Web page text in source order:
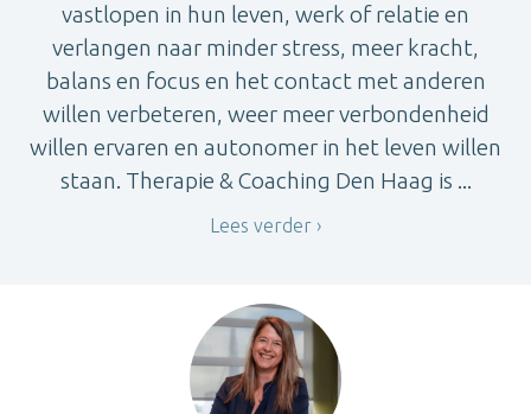
vastlopen in hun leven, werk of relatie en
verlangen naar minder stress, meer kracht,
balans en focus en het contact met anderen
willen verbeteren, weer meer verbondenheid
willen ervaren en autonomer in het leven willen
staan. Therapie & Coaching Den Haag is ...
Lees verder